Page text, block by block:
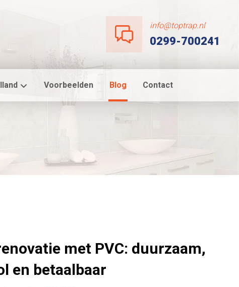
info@toptrap.nl
0299-700241
Voorbeelden Blog Contact
met PVC: duurzaam,
en betaalbaar